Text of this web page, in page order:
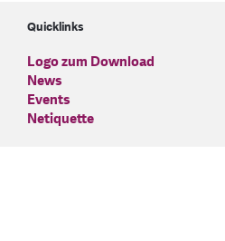
Quicklinks
Logo zum Download
News
Events
Netiquette